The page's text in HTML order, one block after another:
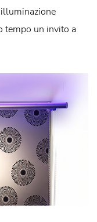
tempo un invito a